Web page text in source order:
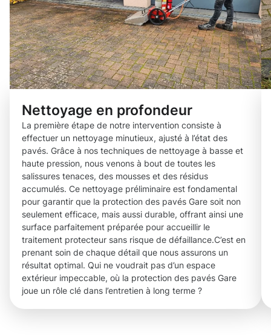
Nettoyage en profondeur
La première étape de notre intervention consiste à
effectuer un nettoyage minutieux, ajusté à l’état des
pavés. Grâce à nos techniques de nettoyage à basse et
haute pression, nous venons à bout de toutes les
salissures tenaces, des mousses et des résidus
accumulés. Ce nettoyage préliminaire est fondamental
pour garantir que la protection des pavés Gare soit non
seulement efficace, mais aussi durable, offrant ainsi une
surface parfaitement préparée pour accueillir le
traitement protecteur sans risque de défaillance.C’est en
prenant soin de chaque détail que nous assurons un
résultat optimal. Qui ne voudrait pas d’un espace
extérieur impeccable, où la protection des pavés Gare
joue un rôle clé dans l’entretien à long terme ?